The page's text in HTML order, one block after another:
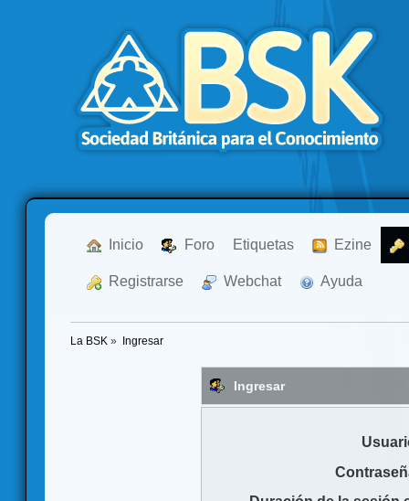
Inicio Foro Etiquetas Ezine
Registrarse Webchat Ayuda
La BSK » Ingresar
Ingresar